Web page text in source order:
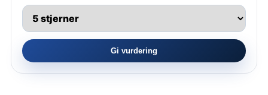
Gi vurdering